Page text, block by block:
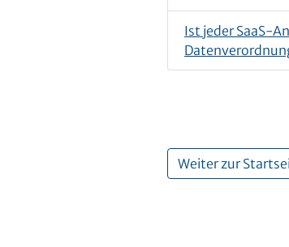
Ist jeder SaaS-
Weiter zur